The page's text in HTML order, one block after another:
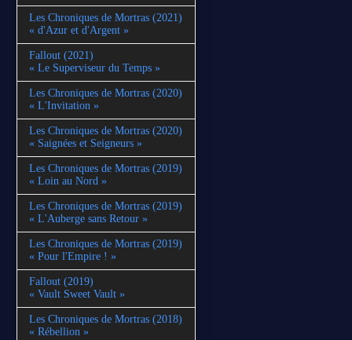
Les Chroniques de Mortras (2021)
« d'Azur et d'Argent »
Fallout (2021)
« Le Superviseur du Temps »
Les Chroniques de Mortras (2020)
« L'Invitation »
Les Chroniques de Mortras (2020)
« Saignées et Seigneurs »
Les Chroniques de Mortras (2019)
« Loin au Nord »
Les Chroniques de Mortras (2019)
« L'Auberge sans Retour »
Les Chroniques de Mortras (2019)
« Pour l'Empire ! »
Fallout (2019)
« Vault Sweet Vault »
Les Chroniques de Mortras (2018)
« Rébellion »